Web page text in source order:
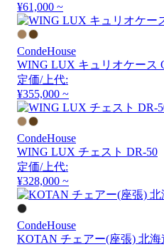
¥61,000 ~
CondeHouse
WING LUX キュリオケース
定価/上代:
¥355,000 ~
CondeHouse
WING LUX チェスト DR-50
定価/上代:
¥328,000 ~
CondeHouse
KOTAN チェアー(座張) 北